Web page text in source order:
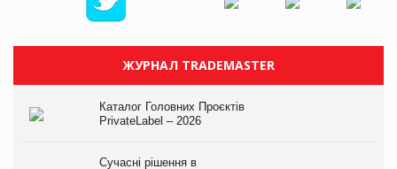
ЖУРНАЛ TRADEMASTER
Каталог Головних Проєктів
PrivateLabel – 2026
Сучасні рішення в